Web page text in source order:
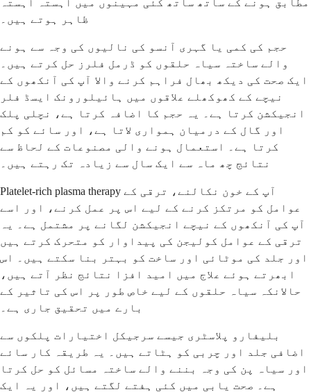
ظاہر ہوتے ہیں۔
حجم کی کمی یا گہری آنسو کی نالیوں کی وجہ سے ہونے
والے ساختہ سیاہ حلقوں کو ڈرمل فلرز حل کرتے ہیں۔
ایک صحت کی دیکھ بھال فراہم کرنے والا آپ کی آنکھوں کے
نیچے کے کھوکھلے علاقوں میں ہائیلورونک ایسڈ فلر
انجیکشن کرتا ہے۔ یہ حجم کا اضافہ کرتا ہے، نچلی پلک
اور گال کے درمیان ہمواری لاتا ہے، اور سائے کو کم
کرتا ہے۔ استعمال ہونے والی مصنوعات کے لحاظ سے
نتائج چھ ماہ سے ایک سال سے زیادہ تک رہتے ہیں۔
Platelet-rich plasma therapy آپ کے خون نکالنے، ترقی کے
عوامل کو مرتکز کرنے کے لیے اس پر عمل کرنے، اور اسے
آپ کی آنکھوں کے نیچے انجیکشن لگانے پر مشتمل ہے۔ یہ
ترقی کے عوامل کولیجن کی پیداوار کو متحرک کرتے ہیں
اور جلد کی موٹائی اور ساخت کو بہتر بنا سکتے ہیں۔ اس
ابھرتے ہوئے علاج میں امید افزا نتائج نظر آتے ہیں،
حالانکہ سیاہ حلقوں کے لیے خاص طور پر اس کی تاثیر کے
بارے میں تحقیق جاری ہے۔
بلیفارو پلاسٹری جیسے سرجیکل اختیارات پلکوں سے
اضافی جلد اور چربی کو ہٹاتے ہیں۔ یہ طریقہ کار سائے
اور سیاہ پن کی وجہ بننے والے ساختہ مسائل کو حل کرتا
ہے۔ صحت یابی میں کئی ہفتے لگتے ہیں، اور یہ ایک